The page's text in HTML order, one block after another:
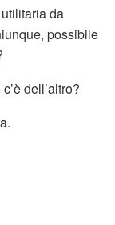
da
possibile
dell’altro?